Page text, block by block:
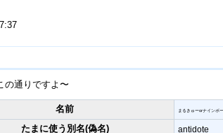
の通りですよ〜
名前 まるきゅーorナインボ
たまに使う別名(偽名) antidote